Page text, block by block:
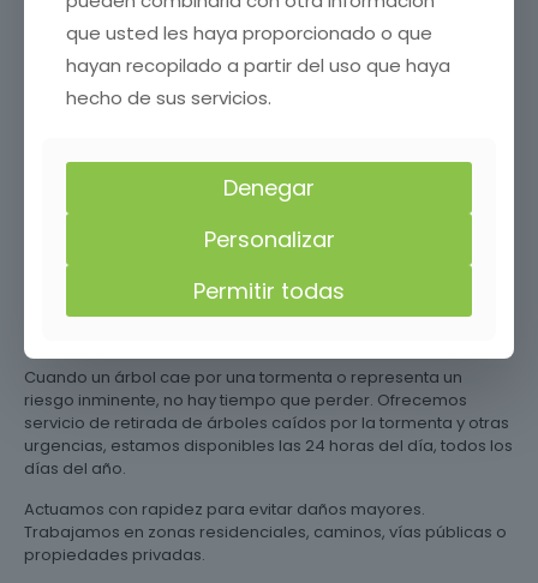
Colaboramos con ayuntamientos para la retirada de árboles
en calles, aceras, parques o plazas. Coordinamos permisos si
es necesario y señalizamos la zona para evitar riesgos a
viandantes o vehículos.
nuestro equipo profesional se encargue de todo. Ofrecemos
los mejores precios en tala de árboles, llámanos y solicita tu
presupuesto gratis sin compromiso.
Retirada de árboles de
emergencia en
Torreblascopedro , Jaén
Cuando un árbol cae por una tormenta o representa un
riesgo inminente, no hay tiempo que perder. Ofrecemos
servicio de retirada de árboles caídos por la tormenta y otras
urgencias, estamos disponibles las 24 horas del día, todos los
días del año.
Actuamos con rapidez para evitar daños mayores.
Trabajamos en zonas residenciales, caminos, vías públicas o
propiedades privadas.
que usted les haya proporcionado o que
hayan recopilado a partir del uso que haya
hecho de sus servicios.
Denegar
Personalizar
Permitir todas